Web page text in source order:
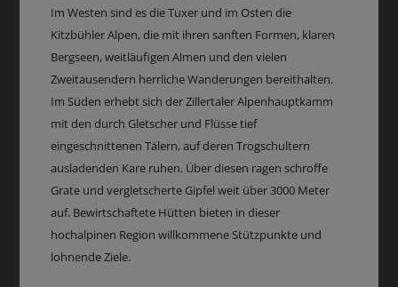
Im Westen sind es die Tuxer und im Osten die
Kitzbühler Alpen, die mit ihren sanften Formen, klaren
Bergseen, weitläufigen Almen und den vielen
Zweitausendern herrliche Wanderungen bereithalten.
Im Süden erhebt sich der Zillertaler Alpenhauptkamm
mit den durch Gletscher und Flüsse tief
eingeschnittenen Tälern, auf deren Trogschultern
ausladenden Kare ruhen. Über diesen ragen schroffe
Grate und vergletscherte Gipfel weit über 3000 Meter
auf. Bewirtschaftete Hütten bieten in dieser
hochalpinen Region willkommene Stützpunkte und
lohnende Ziele.